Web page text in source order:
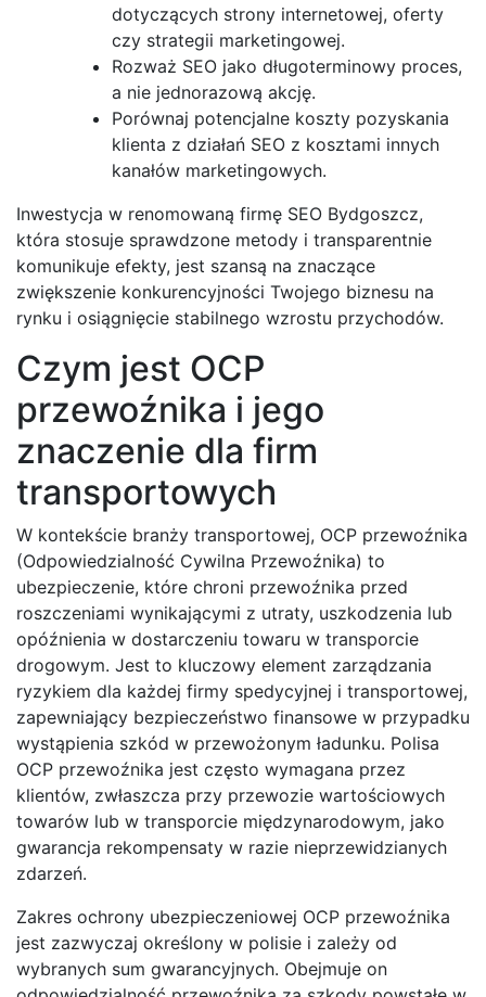
dotyczących strony internetowej, oferty
czy strategii marketingowej.
Rozważ SEO jako długoterminowy proces,
a nie jednorazową akcję.
Porównaj potencjalne koszty pozyskania
klienta z działań SEO z kosztami innych
kanałów marketingowych.
Inwestycja w renomowaną firmę SEO Bydgoszcz,
która stosuje sprawdzone metody i transparentnie
komunikuje efekty, jest szansą na znaczące
zwiększenie konkurencyjności Twojego biznesu na
rynku i osiągnięcie stabilnego wzrostu przychodów.
Czym jest OCP
przewoźnika i jego
znaczenie dla firm
transportowych
W kontekście branży transportowej, OCP przewoźnika
(Odpowiedzialność Cywilna Przewoźnika) to
ubezpieczenie, które chroni przewoźnika przed
roszczeniami wynikającymi z utraty, uszkodzenia lub
opóźnienia w dostarczeniu towaru w transporcie
drogowym. Jest to kluczowy element zarządzania
ryzykiem dla każdej firmy spedycyjnej i transportowej,
zapewniający bezpieczeństwo finansowe w przypadku
wystąpienia szkód w przewożonym ładunku. Polisa
OCP przewoźnika jest często wymagana przez
klientów, zwłaszcza przy przewozie wartościowych
towarów lub w transporcie międzynarodowym, jako
gwarancja rekompensaty w razie nieprzewidzianych
zdarzeń.
Zakres ochrony ubezpieczeniowej OCP przewoźnika
jest zazwyczaj określony w polisie i zależy od
wybranych sum gwarancyjnych. Obejmuje on